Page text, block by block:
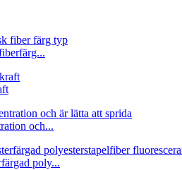
och...
poly...